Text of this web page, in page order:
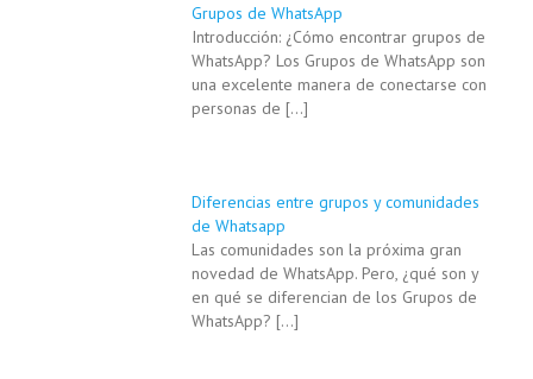
Grupos de WhatsApp
Introducción: ¿Cómo encontrar grupos de
WhatsApp? Los Grupos de WhatsApp son
una excelente manera de conectarse con
personas de […]
Diferencias entre grupos y comunidades
de Whatsapp
Las comunidades son la próxima gran
novedad de WhatsApp. Pero, ¿qué son y
en qué se diferencian de los Grupos de
WhatsApp? […]